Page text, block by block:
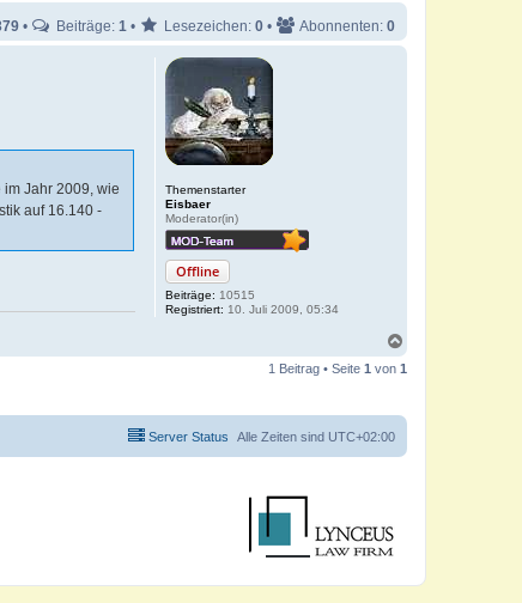
• Beiträge: 1 • Lesezeichen: 0 • Abonnenten: 0
Themenstarter
Eisbaer
Moderator(in)
Offline
Beiträge: 10515
Registriert: 10. Juli 2009, 05:34
Jahr 2009, wie
auf 16.140 -
c
b
n
1 Beitrag • Seite 1 von 1
Alle Zeiten sind UTC+02:00
Server Status